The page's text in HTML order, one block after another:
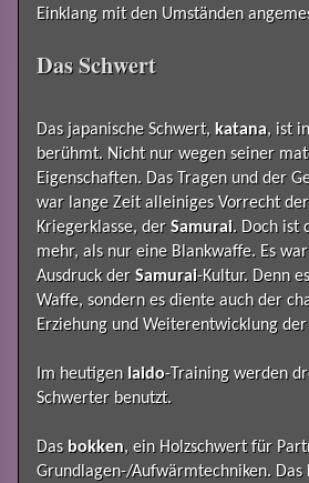
Einklang mit den Umständen
Das Schwert
Das japanische Schwert, katana, ist
berühmt. Nicht nur wegen seiner
Eigenschaften. Das Tragen und der
war lange Zeit alleiniges Vorrecht
Kriegerklasse, der Samurai. Doch ist
mehr, als nur eine Blankwaffe. Es
Ausdruck der Samurai-Kultur. Denn
Waffe, sondern es diente auch der
Erziehung und Weiterentwicklung der
Im heutigen Iaido-Training werden
Schwerter benutzt.
Das bokken, ein Holzschwert für
Grundlagen-/Aufwärmtechniken. Das